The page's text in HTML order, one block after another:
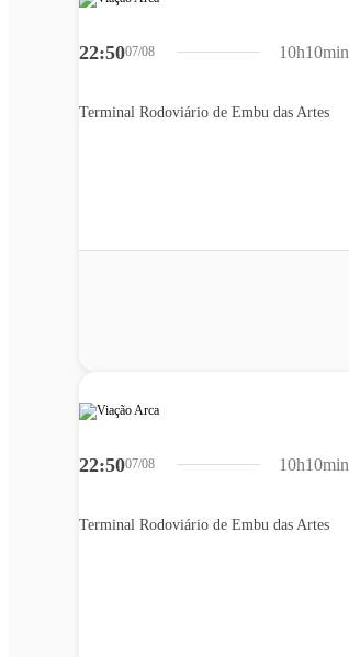
22:5007/08
Terminal Rodoviário de Embu das Artes
10h10min
22:5007/08
Terminal Rodoviário de Embu das Artes
10h10min